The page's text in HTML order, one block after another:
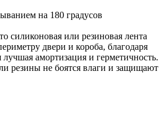
на 180 градусов
силиконовая или резиновая лента
двери и короба, благодаря
лучшая амортизация и герметичность.
резины не боятся влаги и защищают